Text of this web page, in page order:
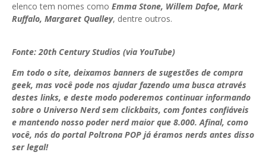
elenco tem nomes como Emma Stone, Willem Dafoe, Mark
Ruffalo, Margaret Qualley, dentre outros.
Fonte: 20th Century Studios (via YouTube)
Em todo o site, deixamos banners de sugestões de compra
geek, mas você pode nos ajudar fazendo uma busca através
destes links, e deste modo poderemos continuar informando
sobre o Universo Nerd sem clickbaits, com fontes confiáveis
e mantendo nosso poder nerd maior que 8.000. Afinal, como
você, nós do portal Poltrona POP já éramos nerds antes disso
ser legal!